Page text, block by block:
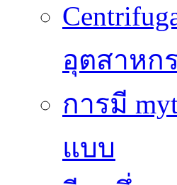
อุตสาหก
การมี
แบบ